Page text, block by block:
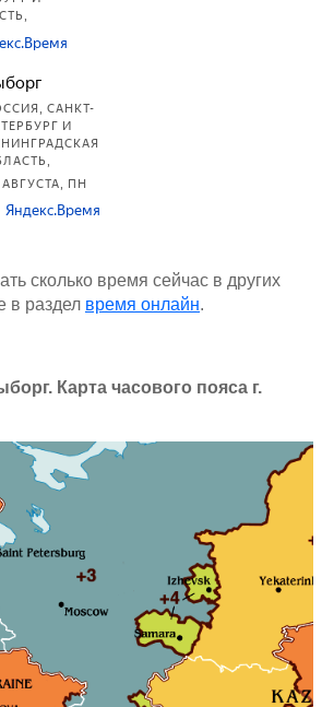
сколько время сейчас в других
в раздел время онлайн.
Карта часового пояса г.